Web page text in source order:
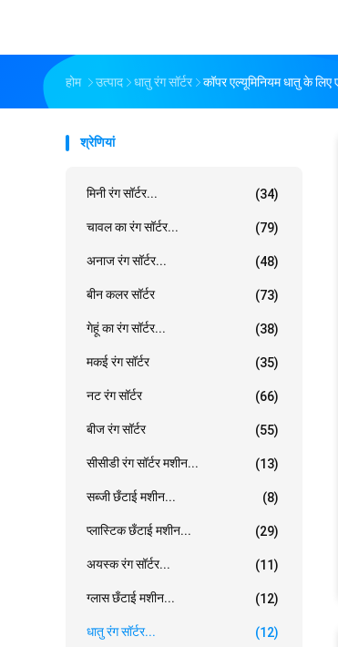
होम उत्पाद धातु रंग सॉर्टर कॉपर एल्यूमिनियम धातु के लिए
श्रेणियां
मिनी रंग सॉर्टर... (34)
चावल का रंग सॉर्टर... (79)
अनाज रंग सॉर्टर... (48)
बीन कलर सॉर्टर (73)
गेहूं का रंग सॉर्टर... (38)
मकई रंग सॉर्टर (35)
नट रंग सॉर्टर (66)
बीज रंग सॉर्टर (55)
सीसीडी रंग सॉर्टर मशीन... (13)
सब्जी छँटाई मशीन... (8)
प्लास्टिक छँटाई मशीन... (29)
अयस्क रंग सॉर्टर... (11)
ग्लास छँटाई मशीन... (12)
धातु रंग सॉर्टर... (12)